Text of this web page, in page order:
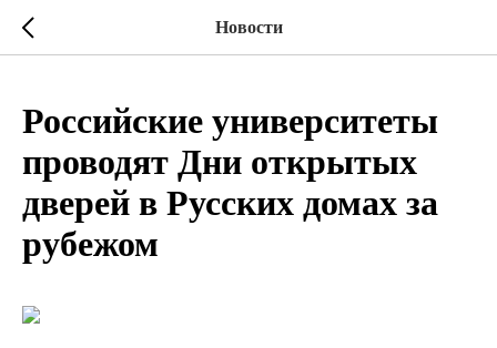
Новости
Российские университеты
проводят Дни открытых
дверей в Русских домах за
рубежом